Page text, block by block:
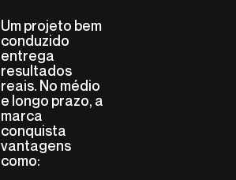
Um projeto bem
conduzido
entrega
resultados
reais. No médio
e longo prazo, a
marca
conquista
vantagens
como: